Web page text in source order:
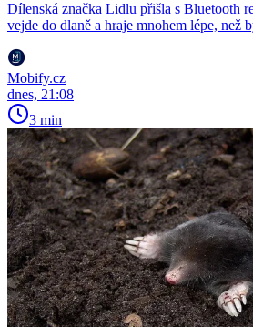
Dílenská značka Lidlu přišla s Bluetooth
vejde do dlaně a hraje mnohem lépe, než
Mobify.cz
dnes, 21:08
3 min